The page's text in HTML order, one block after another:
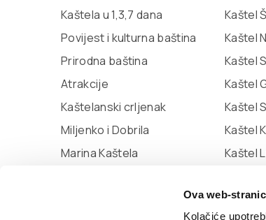
Ova web-
Kolačiće
Kaštela u 1,3,7 dana
Povijest i kulturna baština
Prirodna baština
Atrakcije
Kaštelanski crljenak
Miljenko i Dobrila
Marina Kaštela
Kaštel
Kaštel
Kaštel
Kaštel
Kaštel
Kaštel
Kaštel